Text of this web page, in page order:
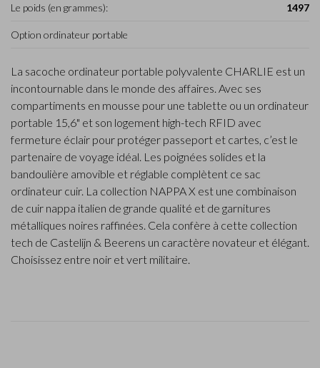
Le poids (en grammes): 1497
Option ordinateur portable
La sacoche ordinateur portable polyvalente CHARLIE est un
incontournable dans le monde des affaires. Avec ses
compartiments en mousse pour une tablette ou un ordinateur
portable 15,6" et son logement high-tech RFID avec
fermeture éclair pour protéger passeport et cartes, c’est le
partenaire de voyage idéal. Les poignées solides et la
bandoulière amovible et réglable complètent ce sac
ordinateur cuir. La collection NAPPA X est une combinaison
de cuir nappa italien de grande qualité et de garnitures
métalliques noires raffinées. Cela confère à cette collection
tech de Castelijn & Beerens un caractère novateur et élégant.
Choisissez entre noir et vert militaire.